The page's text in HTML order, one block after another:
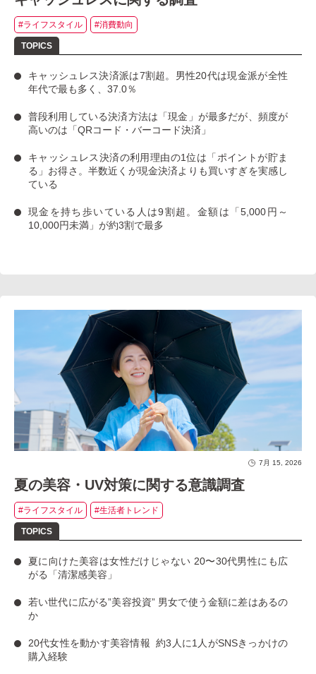
#ライフスタイル #消費動向
キャッシュレス決済派は7割超 。男性20代は現金派が全性
年代で最も多く、37.0％
普段利用している決済方法は「現金」 が最多だが、 頻度が
高いのは「QRコード・バーコード決済」
キャッシュレス決済の利用理由の1位は「ポイントが貯ま
る」お得さ。 半数近くが現金決済よりも買いすぎを実感し
ている
現金を持ち歩いている人は9割超 。金額は「5,000円～
10,000円未満」が約3割で最多
7月 15, 2026
夏の美容・UV対策に関する意識調査
#ライフスタイル #生活者トレンド
夏に向けた美容は女性だけじゃない 20〜30代男性にも広
がる「清潔感美容」
若い世代に広がる”美容投資” 男女で使う金額に差はあるの
か
20代女性を動かす美容情報約3人に1人がSNSきっかけの
購入経験